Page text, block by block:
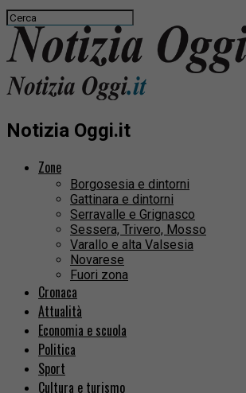
Notizia Oggi.it
Zone
Borgosesia e dintorni
Gattinara e dintorni
Serravalle e Grignasco
Sessera, Trivero, Mosso
Varallo e alta Valsesia
Novarese
Fuori zona
Cronaca
Attualità
Economia e scuola
Politica
Sport
Cultura e turismo